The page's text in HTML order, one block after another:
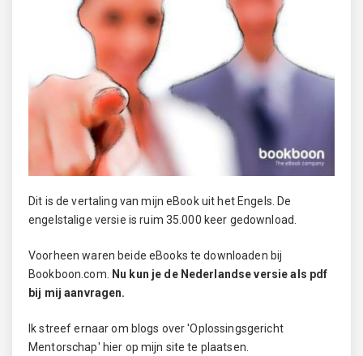
Dit is de vertaling van mijn eBook uit het Engels. De
engelstalige versie is ruim 35.000 keer gedownload.
Voorheen waren beide eBooks te downloaden bij
Bookboon.com.
Nu kun je de Nederlandse versie als pdf
bij mij aanvragen.
Ik streef ernaar om blogs over 'Oplossingsgericht
Mentorschap' hier op mijn site te plaatsen.